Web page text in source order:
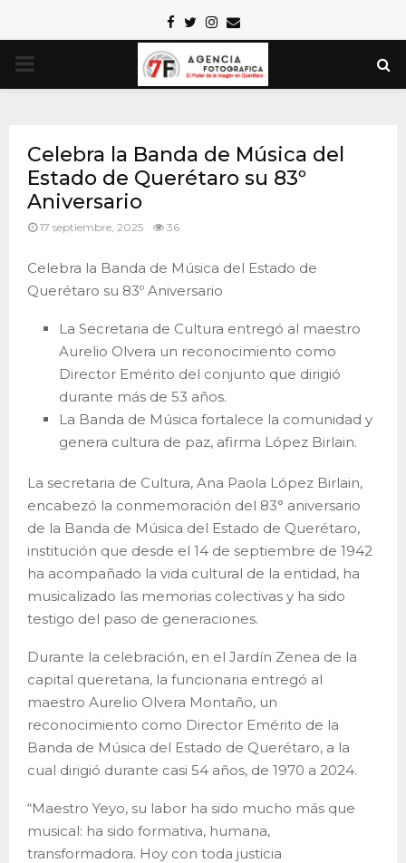
Facebook
TwitterInstagram
Email
PRIMARY
Celebra la Banda de Música del
Estado de Querétaro su 83º
Aniversario
17 septiembre, 2025 36
Celebra la Banda de Música del Estado de
Querétaro su 83º Aniversario
La Secretaria de Cultura entregó al maestro
Aurelio Olvera un reconocimiento como
Director Emérito del conjunto que dirigió
durante más de 53 años.
La Banda de Música fortalece la comunidad y
genera cultura de paz, afirma López Birlain.
La secretaria de Cultura, Ana Paola López Birlain,
encabezó la conmemoración del 83° aniversario
de la Banda de Música del Estado de Querétaro,
institución que desde el 14 de septiembre de 1942
ha acompañado la vida cultural de la entidad, ha
musicalizado las memorias colectivas y ha sido
testigo del paso de generaciones.
Durante la celebración, en el Jardín Zenea de la
capital queretana, la funcionaria entregó al
maestro Aurelio Olvera Montaño, un
reconocimiento como Director Emérito de la
Banda de Música del Estado de Querétaro, a la
cual dirigió durante casi 54 años, de 1970 a 2024.
“Maestro Yeyo, su labor ha sido mucho más que
musical: ha sido formativa, humana,
transformadora. Hoy con toda justicia